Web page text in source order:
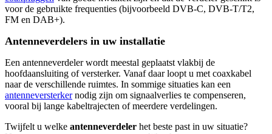
voor de gebruikte frequenties (bijvoorbeeld DVB-C, DVB-T/T2,
FM en DAB+).
Antenneverdelers in uw installatie
Een antenneverdeler wordt meestal geplaatst vlakbij de
hoofdaansluiting of versterker. Vanaf daar loopt u met coaxkabel
naar de verschillende ruimtes. In sommige situaties kan een
antenneversterkernodig zijn om signaalverlies te compenseren,
vooral bij lange kabeltrajecten of meerdere verdelingen.
Twijfelt u welke antenneverdeler het beste past in uw situatie?